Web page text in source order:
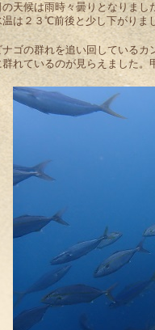
の天候は雨時々曇りとなりま
温は２３℃前後と少し下がりま
ナゴの群れを追い回している
れているのが見らえました。